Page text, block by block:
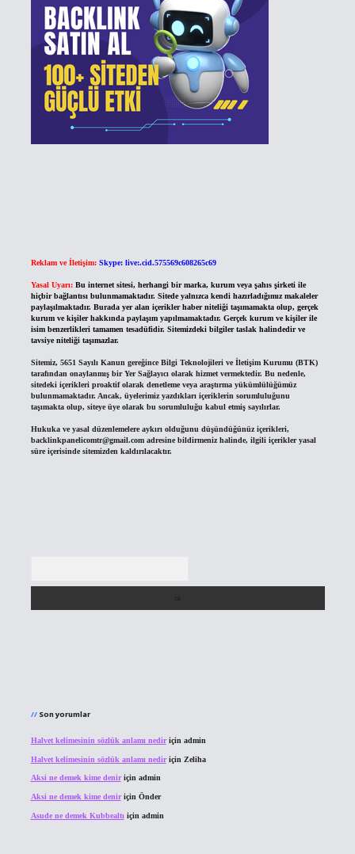
Reklam ve İletişim: Skype: live:.cid.575569c608265c69
Yasal Uyarı: Bu internet sitesi, herhangi bir marka, kurum veya şahıs şirketi ile
hiçbir bağlantısı bulunmamaktadır. Sitede yalnızca kendi hazırladığımız makaleler
paylaşılmaktadır. Burada yer alan içerikler haber niteliği taşımamakta olup, gerçek
kurum ve kişiler hakkında paylaşım yapılmamaktadır. Gerçek kurum ve kişiler ile
isim benzerlikleri tamamen tesadüfidir. Sitemizdeki bilgiler taslak halindedir ve
tavsiye niteliği taşımazlar.
Sitemiz, 5651 Sayılı Kanun gereğince Bilgi Teknolojileri ve İletişim Kurumu (BTK)
tarafından onaylanmış bir Yer Sağlayıcı olarak hizmet vermektedir. Bu nedenle,
sitedeki içerikleri proaktif olarak denetleme veya araştırma yükümlülüğümüz
bulunmamaktadır. Ancak, üyelerimiz yazdıkları içeriklerin sorumluluğunu
taşımakta olup, siteye üye olarak bu sorumluluğu kabul etmiş sayılırlar.
Hukuka ve yasal düzenlemelere aykırı olduğunu düşündüğünüz içerikleri,
backlinkpanelicomtr@gmail.comadresine bildirmeniz halinde, ilgili içerikler yasal
süre içerisinde sitemizden kaldırılacaktır.
Son yorumlar
Halvet kelimesinin sözlük anlamı nediriçin admin
Halvet kelimesinin sözlük anlamı nediriçin Zeliha
Aksi ne demek kime deniriçin admin
Aksi ne demek kime deniriçin Önder
Asude ne demek Kubbealtı için admin